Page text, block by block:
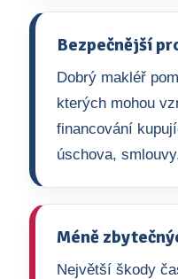
Bezpečnější
Dobrý makléř
kterých mohou
financování
úschova,
Méně
Největší škody